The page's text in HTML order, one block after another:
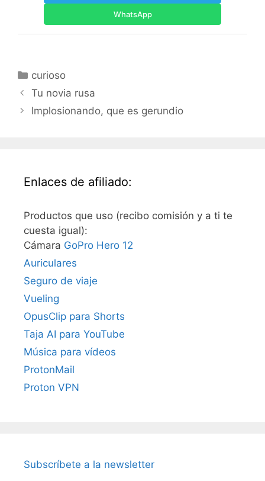
WhatsApp
Categorías
curioso
Tu novia rusa
Implosionando, que es gerundio
Enlaces de afiliado:
Productos que uso (recibo comisión y a ti te
cuesta igual):
Cámara GoPro Hero 12
Auriculares
Seguro de viaje
Vueling
OpusClip para Shorts
Taja AI para YouTube
Música para vídeos
ProtonMail
Proton VPN
Subscríbete a la newsletter